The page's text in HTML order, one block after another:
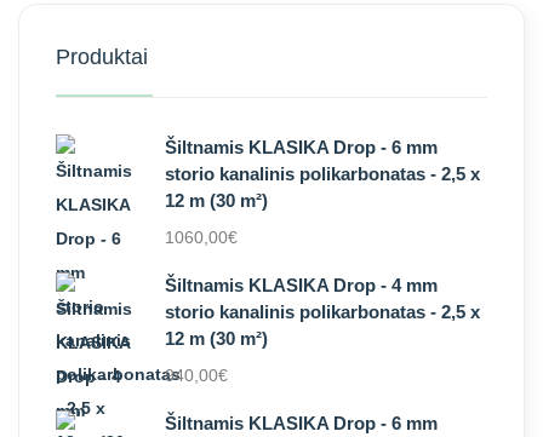
Produktai
Šiltnamis KLASIKA Drop - 6 mm
storio kanalinis polikarbonatas - 2,5 x
12 m (30 m²)
1060,00€
Šiltnamis KLASIKA Drop - 4 mm
storio kanalinis polikarbonatas - 2,5 x
12 m (30 m²)
940,00€
Šiltnamis KLASIKA Drop - 6 mm